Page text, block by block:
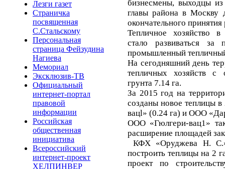
Лезги газет
Страничка
посвященная
С.Стальскому
Персональная
страница Фейзудина
Нагиева
Мемориал
Эксклюзив-ТВ
Официальный
интернет-портал
правовой
информации
Российская
общественная
инициатива
Всероссийский
интернет-проект
ХЕЛПИНВЕР
бизнесмены, выходцы
главы района в Москву
окончательного
Тепличное хозяйство
стало развиваться за
промышленный
На сегодняшний день
тепличных хозяйств с
грунта 7.14 га.
За 2015 год на
созданы новое теплицы
вацl» (0.24 га) и ООО
ООО «Гюлгери-вац1»
расширение площадей
КФХ «Оруджева Н.
построить теплицы на 2
проект по